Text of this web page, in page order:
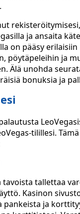
ja ansaita
on pääsy erilaisiin
pöytäpeleihin ja
Älä unohda
bonuksia ja
tilillesi.
tallettaa
Kasinon
ja